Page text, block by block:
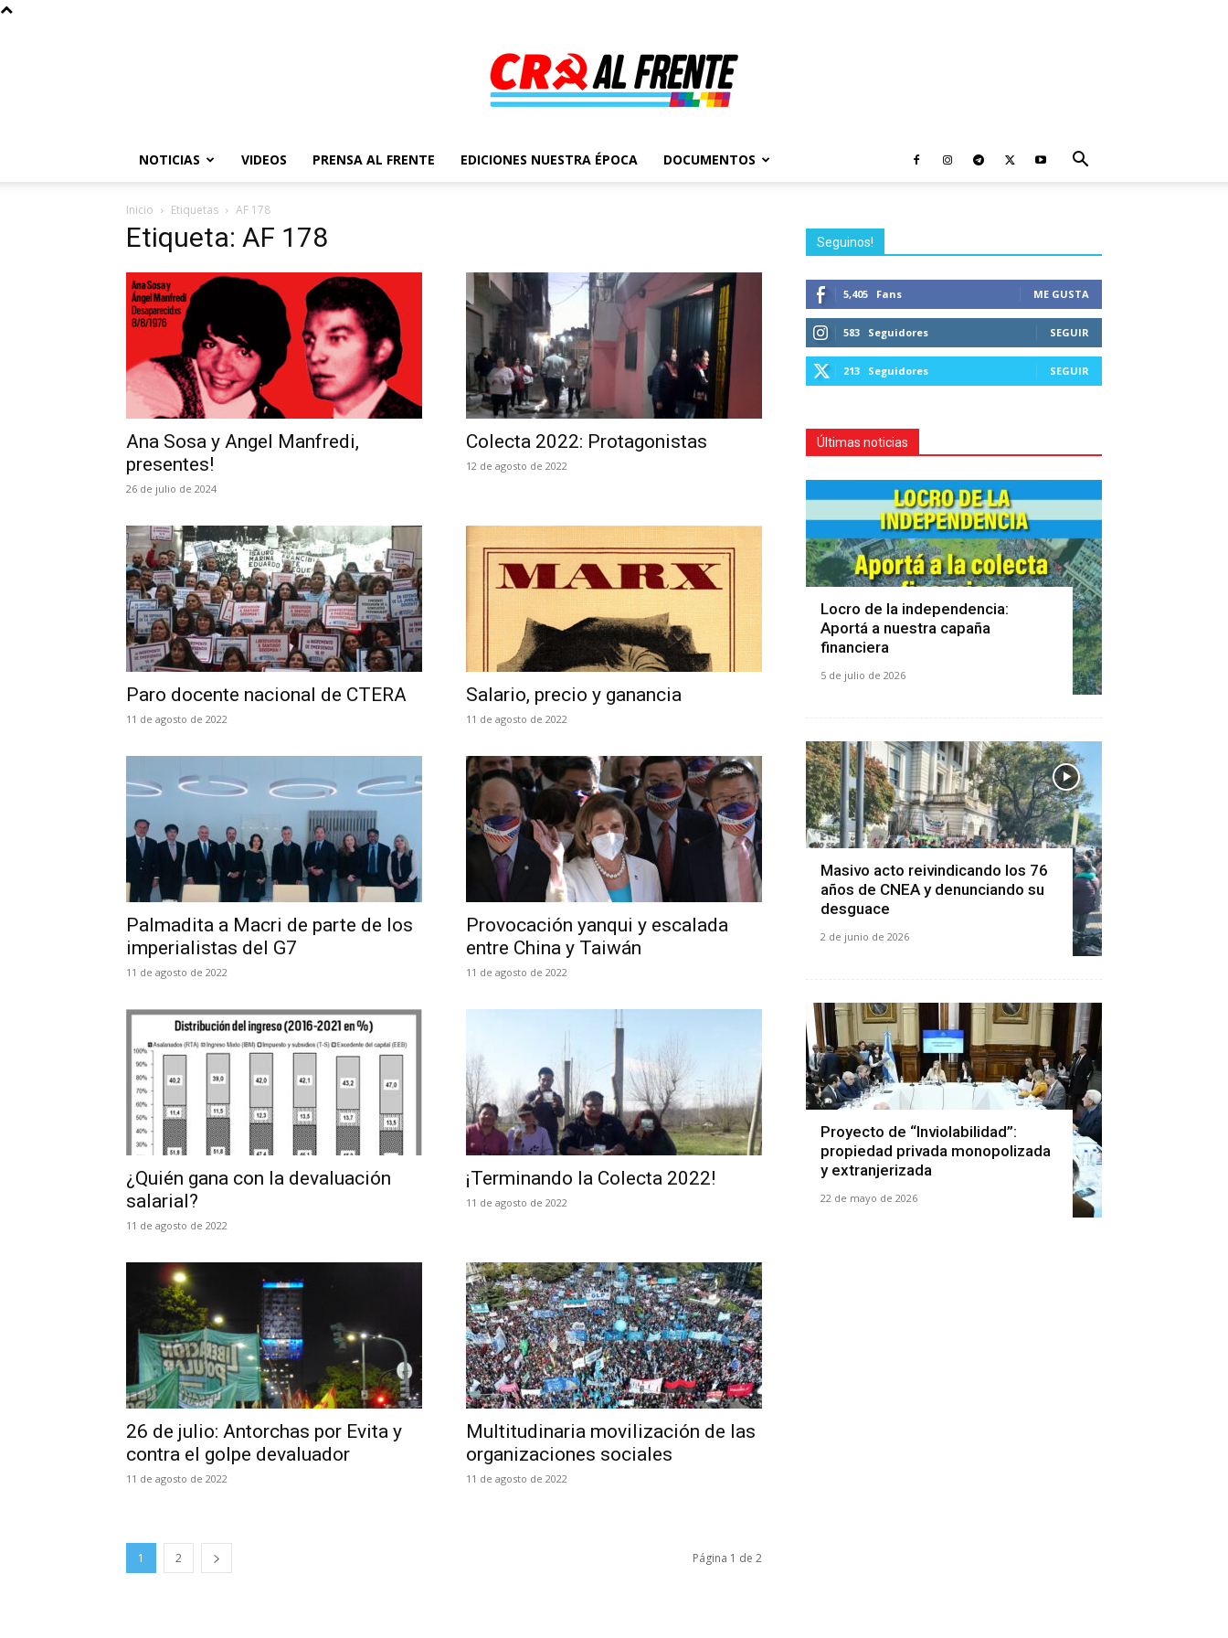
Al
Frente
–
NOTICIAS VIDEOS PRENSA AL FRENTE EDICIONES NUESTRA ÉPOCA DOCUMENTOS
Inicio Etiquetas AF 178
Etiqueta: AF 178
Ana Sosa y Angel Manfredi,
presentes!
26 de julio de 2024
Colecta 2022: Protagonistas
12 de agosto de 2022
Paro docente nacional de CTERA
11 de agosto de 2022
Salario, precio y ganancia
11 de agosto de 2022
Palmadita a Macri de parte de los
imperialistas del G7
11 de agosto de 2022
Provocación yanqui y escalada
entre China y Taiwán
11 de agosto de 2022
¿Quién gana con la devaluación
salarial?
11 de agosto de 2022
¡Terminando la Colecta 2022!
11 de agosto de 2022
26 de julio: Antorchas por Evita y
contra el golpe devaluador
11 de agosto de 2022
Multitudinaria movilización de las
organizaciones sociales
11 de agosto de 2022
1 2 Página 1 de 2
Seguinos!
5,405 Fans ME GUSTA
583 Seguidores SEGUIR
213 Seguidores SEGUIR
Últimas noticias
Locro de la independencia:
Aportá a nuestra capaña
financiera
5 de julio de 2026
Masivo acto reivindicando los 76
años de CNEA y denunciando su
desguace
2 de junio de 2026
Proyecto de “Inviolabilidad”:
propiedad privada monopolizada
y extranjerizada
22 de mayo de 2026